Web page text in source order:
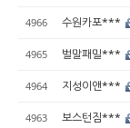
4966 수원카포***
4965 벌말패밀***
4964 지성이앤***
4963 보스턴짐***